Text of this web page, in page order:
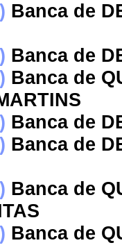
Banca de
Banca de
Banca de
Banca de
Banca de
Banca de
Banca de